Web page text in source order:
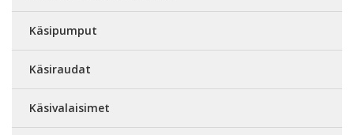
Käsipumput
Käsiraudat
Käsivalaisimet